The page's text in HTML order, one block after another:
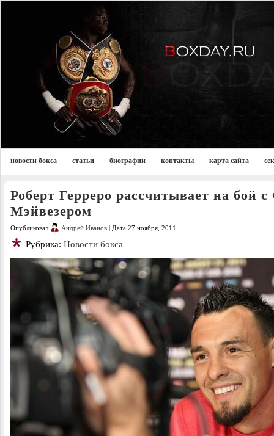
новости бокса статьи биографии контакты карта сайта
Роберт Герреро рассчитывает на бой
Мэйвезером
Опубликовал Андрей Иванов | Дата 27 ноября, 2011
Рубрика: Новости бокса